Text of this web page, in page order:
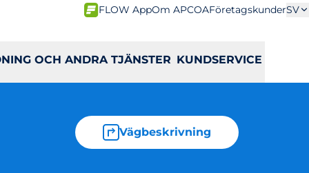
FLOW AppOm APCOAFöretagskunderSV
OCH ANDRA TJÄNSTER KUNDSERVICE
Vägbeskrivning